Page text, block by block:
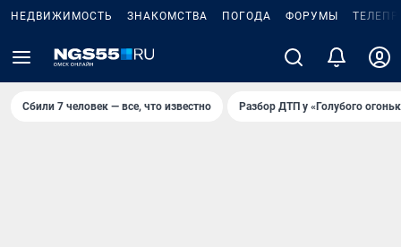
НЕДВИЖИМОСТЬ ЗНАКОМСТВА ПОГОДА ФОРУМЫ
Сбили 7 человек — все, что известно Разбор ДТП у «Голубого